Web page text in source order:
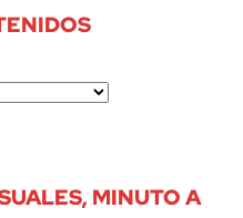
MINUTO A